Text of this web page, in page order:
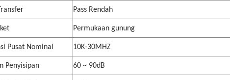
Pass Rendah
Permukaan gunung
Pusat Nominal 10K-30MHZ
Penyisipan 60 ~ 90dB